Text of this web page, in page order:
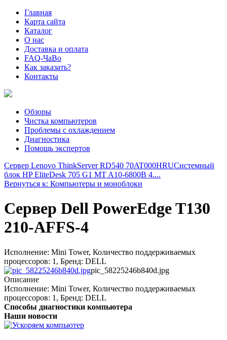
Главная
Карта сайта
Каталог
О нас
Доставка и оплата
FAQ-ЧаВо
Как заказать?
Контакты
Обзоры
Чистка компьютеров
Проблемы с охлаждением
Диагностика
Помощь экспертов
Сервер Lenovo ThinkServer RD540 70AT000HRUСистемный
блок HP EliteDesk 705 G1 MT A10-6800B 4....
Вернуться к: Компьютеры и моноблоки
Сервер Dell PowerEdge T130
210-AFFS-4
Исполнение: Mini Tower, Количество поддерживаемых
процессоров: 1, Бренд: DELL
pic_58225246b840d.jpg
Описание
Исполнение: Mini Tower, Количество поддерживаемых
процессоров: 1, Бренд: DELL
Способы диагностики компьютера
Наши новости